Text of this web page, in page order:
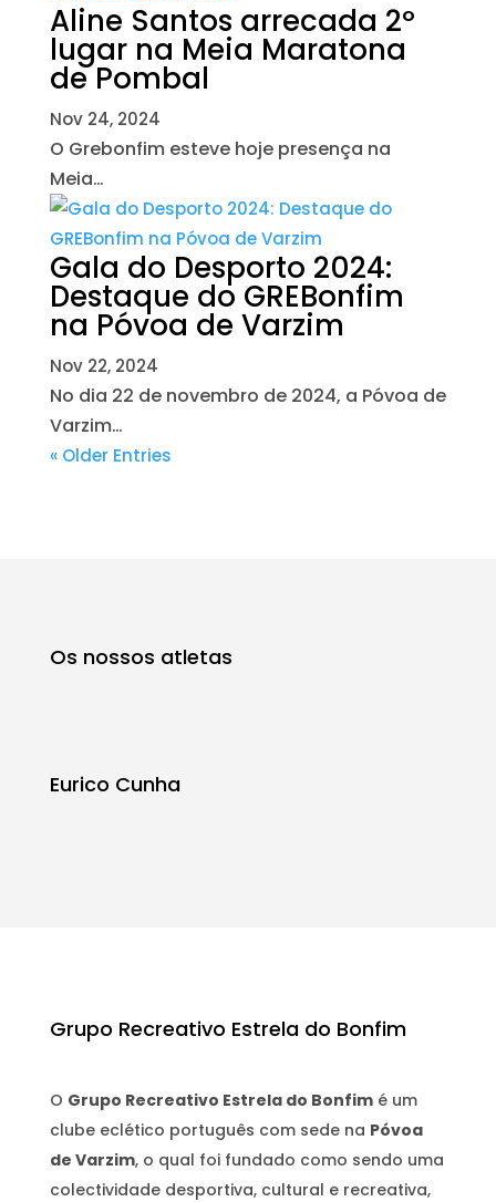
Aline Santos arrecada 2º
lugar na Meia Maratona
de Pombal
Nov 24, 2024
O Grebonfim esteve hoje presença na
Meia…
Gala do Desporto 2024:
Destaque do GREBonfim
na Póvoa de Varzim
Nov 22, 2024
No dia 22 de novembro de 2024, a Póvoa de
Varzim…
« Older Entries
Os nossos atletas
Eurico Cunha
Grupo Recreativo Estrela do Bonfim
O Grupo Recreativo Estrela do Bonfimé um
clube eclético português com sede na Póvoa
de Varzim, o qual foi fundado como sendo uma
colectividade desportiva, cultural e recreativa,